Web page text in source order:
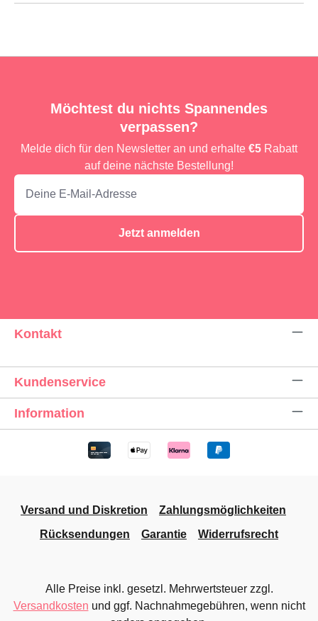
Möchtest du nichts Spannendes
verpassen?
Melde dich für den Newsletter an und erhalte €5 Rabatt
auf deine nächste Bestellung!
Jetzt anmelden
Kontakt
Kundenservice
Information
Versand und Diskretion
Zahlungsmöglichkeiten
Rücksendungen
Garantie Widerrufsrecht
Alle Preise inkl. gesetzl. Mehrwertsteuer zzgl.
Versandkosten und ggf. Nachnahmegebühren, wenn nicht